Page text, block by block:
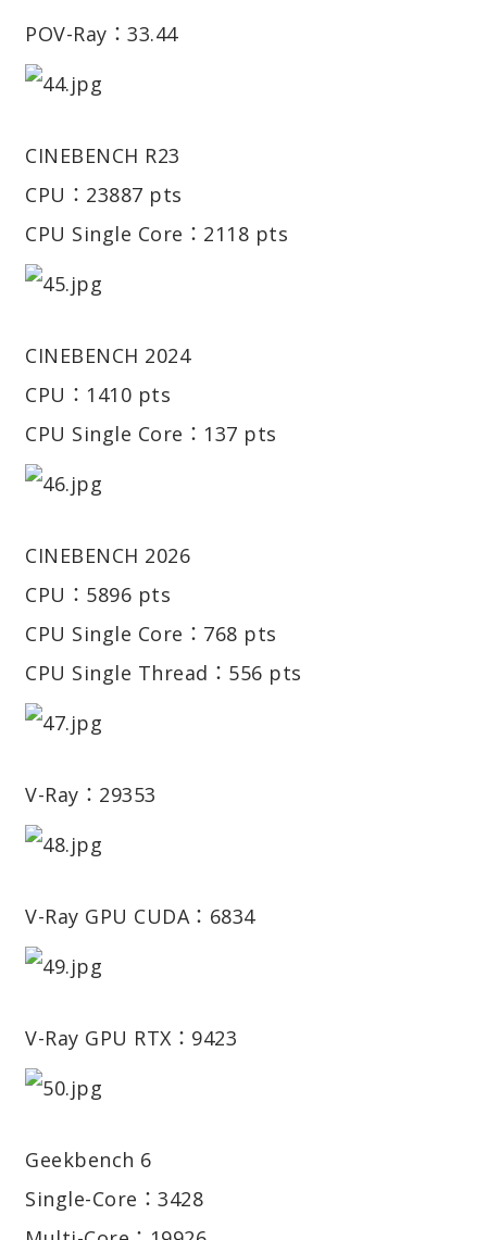
POV-Ray：33.44
CINEBENCH R23
CPU：23887 pts
CPU Single Core：2118 pts
CINEBENCH 2024
CPU：1410 pts
CPU Single Core：137 pts
CINEBENCH 2026
CPU：5896 pts
CPU Single Core：768 pts
CPU Single Thread：556 pts
V-Ray：29353
V-Ray GPU CUDA：6834
V-Ray GPU RTX：9423
Geekbench 6
Single-Core：3428